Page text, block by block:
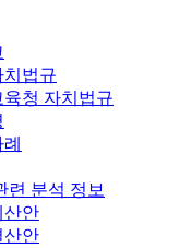
치법규
육청 자치법규
련 분석 정보
산안
산안